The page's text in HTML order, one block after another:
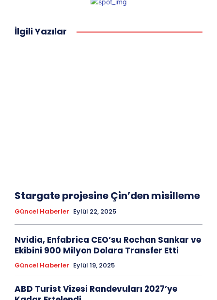
İlgili Yazılar
Stargate projesine Çin’den misilleme
Güncel Haberler Eylül 22, 2025
Nvidia, Enfabrica CEO’su Rochan Sankar ve
Ekibini 900 Milyon Dolara Transfer Etti
Güncel Haberler Eylül 19, 2025
ABD Turist Vizesi Randevuları 2027’ye